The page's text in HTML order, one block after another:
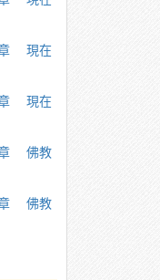
章 現在
章 現在
章 佛教
章 佛教